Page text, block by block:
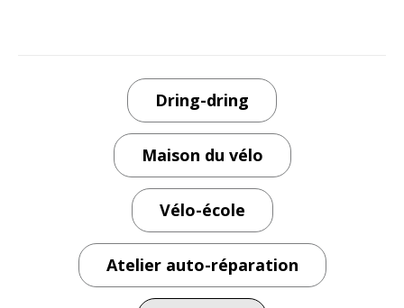
Dring-dring
Maison du vélo
Vélo-école
Atelier auto-réparation